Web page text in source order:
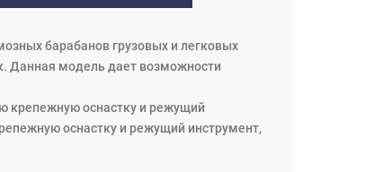
барабанов грузовых и легковых
Данная модель дает возможности
крепежную оснастку и режущий
оснастку и режущий инструмент,